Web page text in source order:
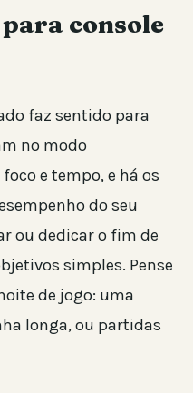
console
faz sentido para
no modo
e tempo, e há os
do seu
ou dedicar o fim de
simples. Pense
de jogo: uma
longa, ou partidas